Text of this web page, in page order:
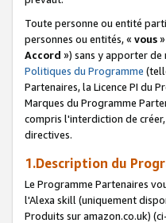
Toute personne ou entité
personnes ou entités, « vous
Accord ») sans y apporter de
Politiques du Programme
Partenaires, la Licence PI du
Marques du Programme
compris l'interdiction de
directives.
1.Description du
Le Programme Partenaires
l'Alexa skill (uniquement
Produits sur amazon.co.uk)